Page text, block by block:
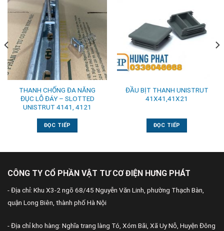
THANH CHỐNG ĐA NĂNG
ĐỤC LỖ ĐÁY – SLOTTED
UNISTRUT 4141, 4121
ĐỌC TIẾP
ĐẦU BỊT THANH UNISTRUT
41X41,41X21
ĐỌC TIẾP
CÔNG TY CỔ PHẦN VẬT TƯ CƠ ĐIỆN HƯNG PHÁT
- Địa chỉ: Khu X3-2 ngõ 68/45 Nguyễn Văn Linh, phường Thạch Bàn,
quận Long Biên, thành phố Hà Nội
- Địa chỉ kho hàng: Nghĩa trang làng Tó, Xóm Bãi, Xã Uy Nỗ, Huyện Đông